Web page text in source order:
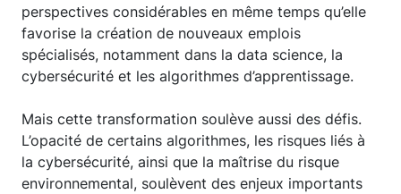
perspectives considérables en même temps qu’elle
favorise la création de nouveaux emplois
spécialisés, notamment dans la data science, la
cybersécurité et les algorithmes d’apprentissage.
Mais cette transformation soulève aussi des défis.
L’opacité de certains algorithmes, les risques liés à
la cybersécurité, ainsi que la maîtrise du risque
environnemental, soulèvent des enjeux importants